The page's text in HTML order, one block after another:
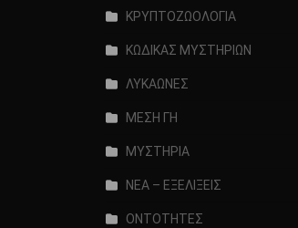
ΚΡΥΠΤΟΖΩΟΛΟΓΙΑ
ΚΩΔΙΚΑΣ ΜΥΣΤΗΡΙΩΝ
ΛΥΚΑΩΝΕΣ
ΜΕΣΗ ΓΗ
ΜΥΣΤΗΡΙΑ
ΝΕΑ – ΕΞΕΛΙΞΕΙΣ
ΟΝΤΟΤΗΤΕΣ